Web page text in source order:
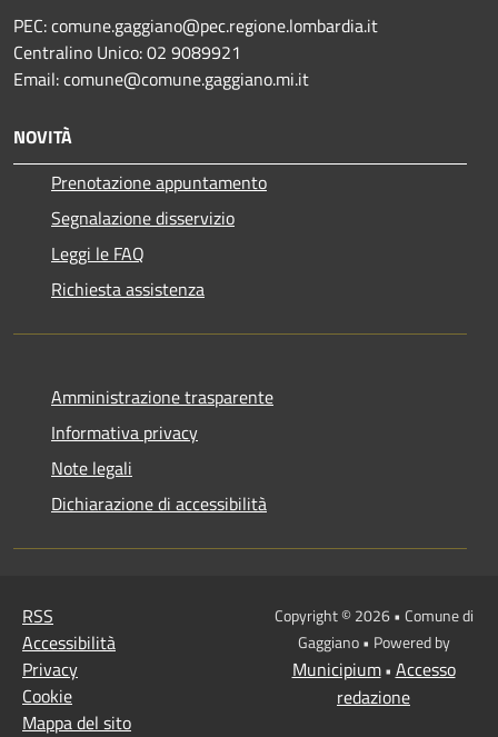
PEC: comune.gaggiano@pec.regione.lombardia.it
Centralino Unico: 02 9089921
Email: comune@comune.gaggiano.mi.it
NOVITÀ
Prenotazione appuntamento
Segnalazione disservizio
Leggi le FAQ
Richiesta assistenza
Amministrazione trasparente
Informativa privacy
Note legali
Dichiarazione di accessibilità
RSS
Accessibilità
Privacy
Cookie
Mappa del sito
Copyright © 2026 • Comune di
Gaggiano • Powered by
Municipium• Accesso
redazione